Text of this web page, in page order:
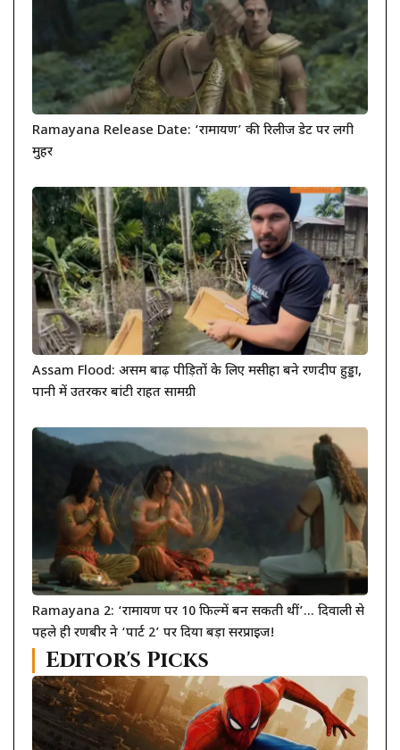
Ramayana Release Date: ‘रामायण’ की रिलीज डेट पर लगी
मुहर
Assam Flood: असम बाढ़ पीड़ितों के लिए मसीहा बने रणदीप हुड्डा,
पानी में उतरकर बांटी राहत सामग्री
Ramayana 2: ‘रामायण पर 10 फिल्में बन सकती थीं’… दिवाली से
पहले ही रणबीर ने ‘पार्ट 2’ पर दिया बड़ा सरप्राइज!
Editor's Picks